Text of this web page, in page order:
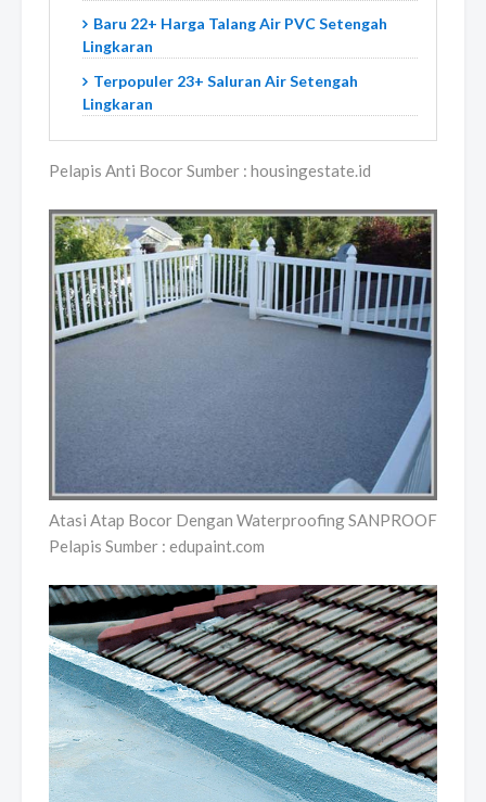
Baru 22+ Harga Talang Air PVC Setengah
Lingkaran
Terpopuler 23+ Saluran Air Setengah
Lingkaran
Pelapis Anti Bocor Sumber : housingestate.id
Atasi Atap Bocor Dengan Waterproofing SANPROOF
Pelapis Sumber : edupaint.com